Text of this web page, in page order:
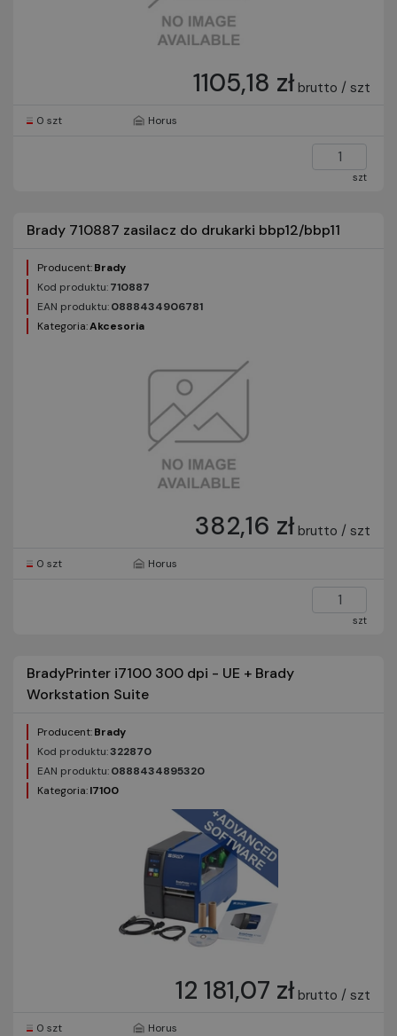
1105,18 zł brutto / szt
0 szt Horus
szt
Brady 710887 zasilacz do drukarki bbp12/bbp11
Producent:Brady
Kod produktu:710887
EAN produktu:0888434906781
Kategoria:Akcesoria
382,16 zł brutto / szt
0 szt Horus
szt
BradyPrinter i7100 300 dpi - UE + Brady
Workstation Suite
Producent:Brady
Kod produktu:322870
EAN produktu:0888434895320
Kategoria:I7100
12 181,07 zł brutto / szt
0 szt Horus